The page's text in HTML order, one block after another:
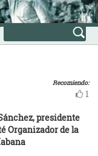
Recomiendo:
1
presidente
Organizador de la